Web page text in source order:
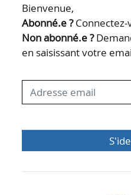
Bienvenue,
Abonné.e ?Connectez-
Non abonné.e ?
en saisissant votre